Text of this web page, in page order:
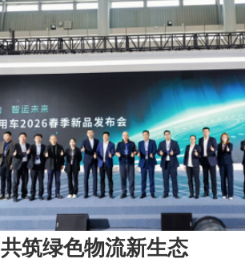
共筑绿色物流新生态